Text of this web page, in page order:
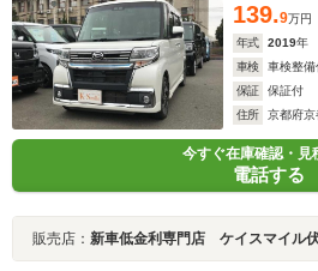
139.9万円
年式
2019年
車検
車検整備
保証
保証付
住所
京都府
今すぐ在庫確認・見
電話する
販売店： 新車低金利専門店 ケイスマイル